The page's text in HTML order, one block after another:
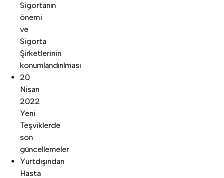
Sigortanın
önemi
ve
Sigorta
Şirketlerinin
konumlandırılması
20
Nisan
2022
Yeni
Teşviklerde
son
güncellemeler
Yurtdışından
Hasta